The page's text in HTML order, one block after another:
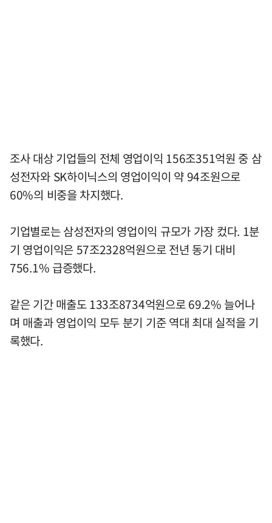
조사 대상 기업들의 전체 영업이익 156조351억원 중 삼
성전자와 SK하이닉스의 영업이익이 약 94조원으로
60%의 비중을 차지했다.
기업별로는 삼성전자의 영업이익 규모가 가장 컸다. 1분
기 영업이익은 57조2328억원으로 전년 동기 대비
756.1% 급증했다.
같은 기간 매출도 133조8734억원으로 69.2% 늘어나
며 매출과 영업이익 모두 분기 기준 역대 최대 실적을 기
록했다.